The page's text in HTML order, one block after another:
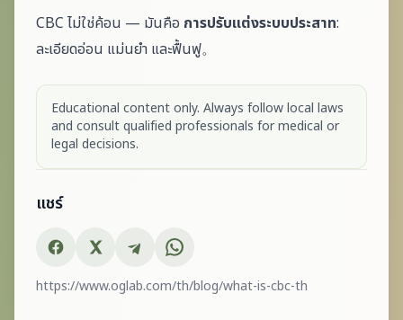
CBC ไม่ใช่ค้อน — มันคือ การปรับแต่งระบบประสาท:
ละเอียดอ่อน แม่นยำ และฟื้นฟู。
Educational content only. Always follow local laws
and consult qualified professionals for medical or
legal decisions.
แชร์
https://www.oglab.com/th/blog/what-is-cbc-th